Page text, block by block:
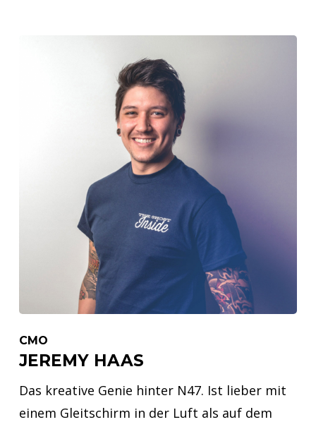
CMO
JEREMY HAAS
Das kreative Genie hinter N47. Ist lieber mit
einem Gleitschirm in der Luft als auf dem